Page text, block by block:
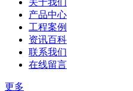
产品中心
工程案例
资讯百科
联系我们
在线留言
更多